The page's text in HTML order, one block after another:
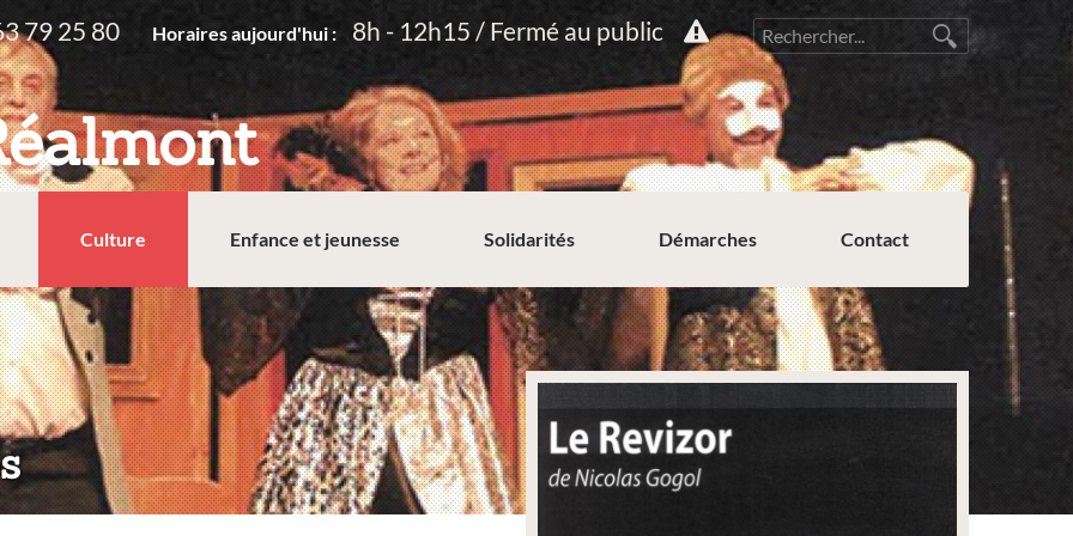
79 25 80 Horaires aujourd'hui : 8h - 12h15 / Fermé au public
Culture Enfance et jeunesse Solidarités Démarches Contact